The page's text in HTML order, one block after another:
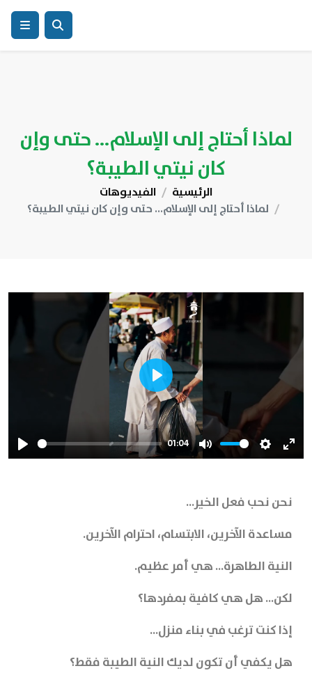
لماذا أحتاج إلى الإسلام... حتى وإن
كان نيتي الطيبة؟
الرئيسية
الفيديوهات
لماذا أحتاج إلى الإسلام... حتى وإن كان نيتي الطيبة؟
Play
01:04
Mute Settings
Play
نحن نحب فعل الخير...
مساعدة الآخرين، الابتسام، احترام الآخرين.
النية الطاهرة... هي أمر عظيم.
لكن... هل هي كافية بمفردها؟
إذا كنت ترغب في بناء منزل...
هل يكفي أن تكون لديك النية الطيبة فقط؟